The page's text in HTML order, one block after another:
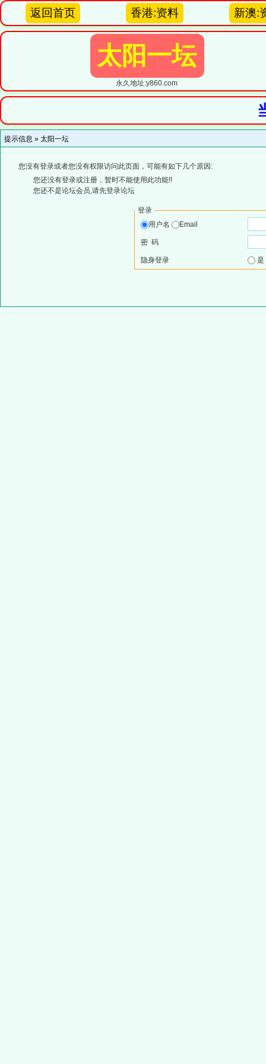
返回首页 香港:资料 新澳:
太阳一坛
永久地址:y860.com
提示信息 » 太阳一坛
您没有登录或者您没有权限访问此页面，可能有如下几个原因:
您还没有登录或注册，暂时不能使用此功能!!
您还不是论坛会员,请先登录论坛
登录
用户名
Email
密 码
隐身登录